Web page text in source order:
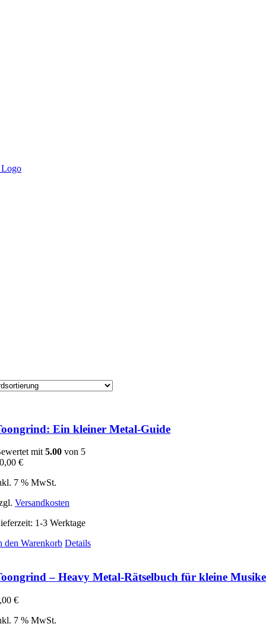
Ein kleiner Metal-Guide
mit5.00 von 5
€
7 % MwSt.
Versandkosten
1-3 Werktage
den Warenkorb Details
– Heavy Metal-Rätselbuch für kleine
€
7 % MwSt.